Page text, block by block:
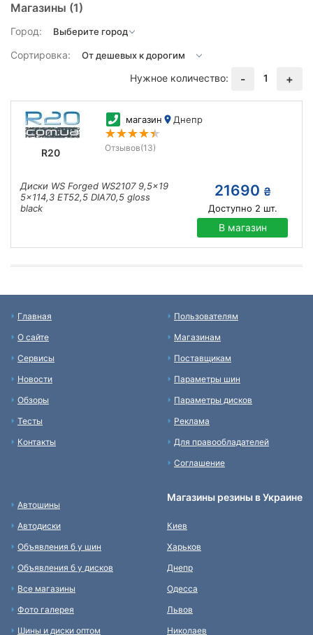
Магазины (1)
Город:
Сортировка:
Нужное количество:
- 1 +
R20
магазин Днепр
Отзывов(13)
Диски WS Forged WS2107 9,5x19
5x114,3 ET52,5 DIA70,5 gloss
black
21690 ₴
Доступно 2 шт.
В магазин
Главная
О сайте
Сервисы
Новости
Обзоры
Тесты
Контакты
Пользователям
Магазинам
Поставщикам
Параметры шин
Параметры дисков
Реклама
Для правообладателей
Соглашение
Автошины
Автодиски
Объявления б у шин
Объявления б у дисков
Все магазины
Фото галерея
Шины и диски оптом
Магазины резины в Украине
Киев
Харьков
Днепр
Одесса
Львов
Николаев